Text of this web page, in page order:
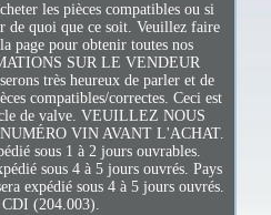
les pièces compatibles ou si
de quoi que ce soit. Veuillez faire
page pour obtenir toutes nos
SUR LE VENDEUR
très heureux de parler et de
compatibles/correctes. Ceci est
de valve. VEUILLEZ NOUS
VIN AVANT L'ACHAT.
sous 1 à 2 jours ouvrables.
sous 4 à 5 jours ouvrés. Pays
expédié sous 4 à 5 jours ouvrés.
(204.003).